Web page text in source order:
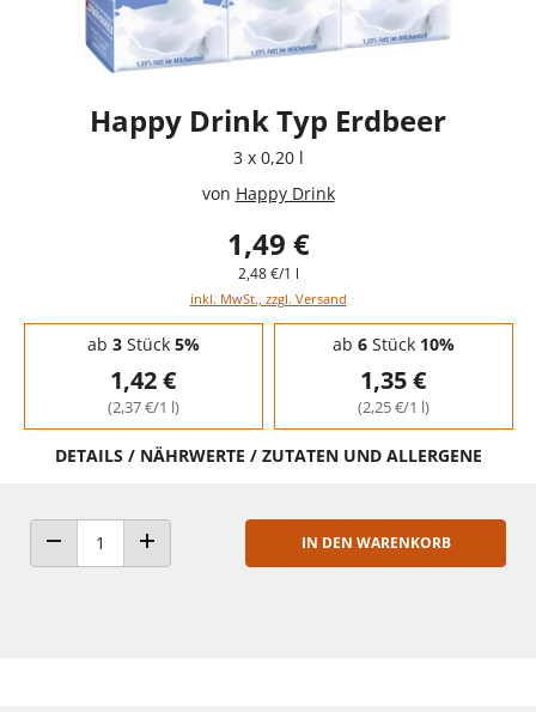
Happy Drink Typ Erdbeer
3 x 0,20 l
von Happy Drink
1,49 €
2,48 €/1 l
inkl. MwSt., zzgl. Versand
Staffelpreise - Mengenrabatt
ab 3Stück 5%
1,42 €
(2,37 €/1 l)
ab 6Stück 10%
1,35 €
(2,25 €/1 l)
DETAILS / NÄHRWERTE / ZUTATEN UND ALLERGENE
ANZAHL VERRINGERNANZAHL ERHÖHEN
IN DEN WARENKORB